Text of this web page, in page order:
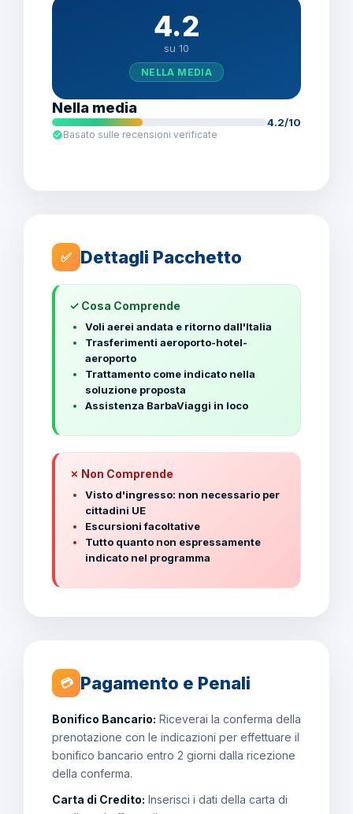
4.2
su 10
NELLA MEDIA
Nella media
4.2/10
Basato sulle recensioni verificate
✅ Dettagli Pacchetto
✓ Cosa Comprende
Voli aerei andata e ritorno dall'Italia
Trasferimenti aeroporto-hotel-
aeroporto
Trattamento come indicato nella
soluzione proposta
Assistenza BarbaViaggi in loco
✗ Non Comprende
Visto d'ingresso: non necessario per
cittadini UE
Escursioni facoltative
Tutto quanto non espressamente
indicato nel programma
💳 Pagamento e Penali
Bonifico Bancario: Riceverai la conferma della
prenotazione con le indicazioni per effettuare il
bonifico bancario entro 2 giorni dalla ricezione
della conferma.
Carta di Credito: Inserisci i dati della carta di